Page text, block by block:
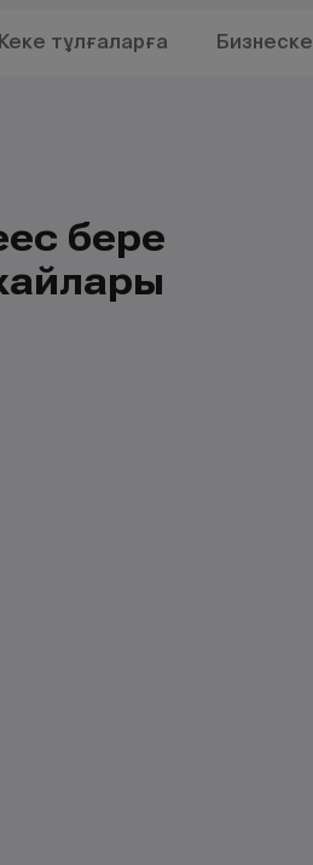
тұлғаларға Бизнеске
бере